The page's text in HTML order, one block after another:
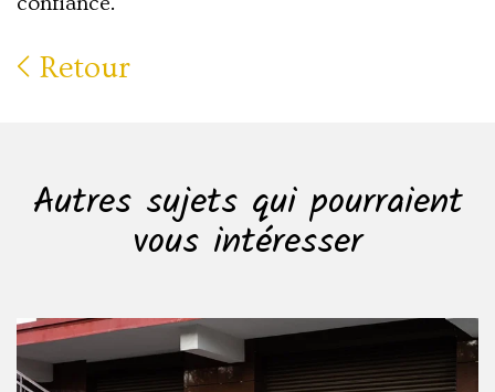
Retour
Autres sujets qui pourraient
vous intéresser